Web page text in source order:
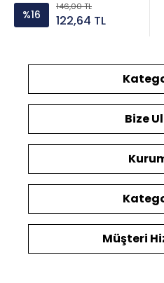
%16
146,00 TL
122,64 TL
Bize
Müşteri